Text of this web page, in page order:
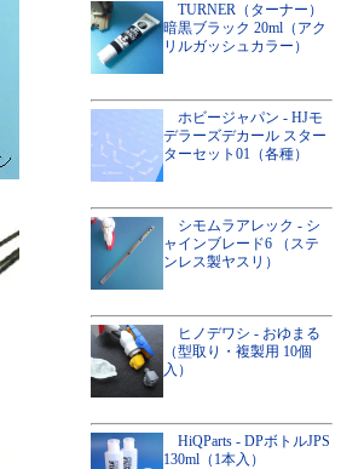
TURNER（ターナー）
暗黒ブラック 20ml（アク
リルガッシュカラー）
ホビージャパン - HJモ
デラーズデカール スター
ターセット01（各種）
シモムラアレック - シ
ャインブレード6 （ステ
ンレス製ヤスリ）
ヒノデワシ - おゆまる
（型取り・複製用 10個
入）
HiQParts - DPボトルJPS
130ml（1本入）